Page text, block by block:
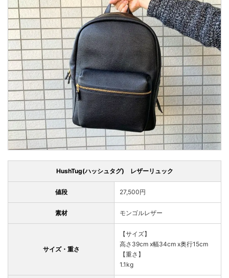
HushTug(ハッシュタグ) レザーリュック
値段 27,500円
素材 モンゴルレザー
サイズ・重さ
【サイズ】
高さ39cm x幅34cm x奥行15cm
【重さ】
1.1kg